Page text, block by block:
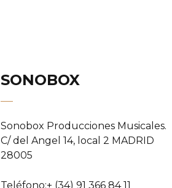
SONOBOX
Sonobox Producciones Musicales.
C/ del Angel 14, local 2 MADRID
28005
Teléfono:+ (34) 91 366 84 11